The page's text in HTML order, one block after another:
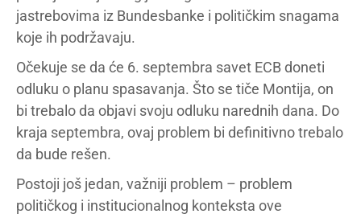
jastrebovima iz Bundesbanke i političkim snagama
koje ih podržavaju.
Očekuje se da će 6. septembra savet ECB doneti
odluku o planu spasavanja. Što se tiče Montija, on
bi trebalo da objavi svoju odluku narednih dana. Do
kraja septembra, ovaj problem bi definitivno trebalo
da bude rešen.
Postoji još jedan, važniji problem – problem
političkog i institucionalnog konteksta ove